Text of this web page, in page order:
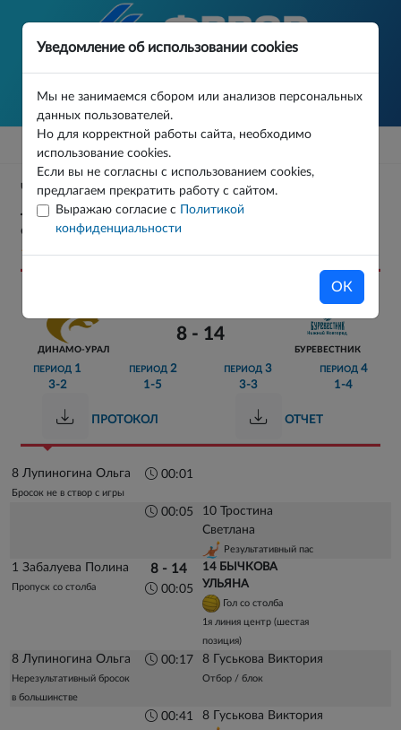
Уведомление об использовании cookies
Мы не занимаемся сбором или анализов персональных
данных пользователей.
Но для корректной работы сайта, необходимо
использование cookies.
Если вы не согласны с использованием cookies,
предлагаем прекратить работу с сайтом.
Выражаю согласие с
Политикой
конфиденциальности
ОК
ЧЕМПИОНАТ ЕВРАЗИЙСКОЙ ВАТЕРПОЛЬНОЙ
ЛИГИ СРЕДИ ЖЕНСКИХ КОМАНД 2025/26
ФИНАЛ 1/2 ФИНАЛА МАТЧ 14
16.05.2026
ДИНАМО-УРАЛ
8 - 14
БУРЕВЕСТНИК
ПЕРИОД 1
3-2
ПЕРИОД2
1-5
ПЕРИОД 3
3-3
ПЕРИОД4
1-4
ПРОТОКОЛ ОТЧЕТ
8 Лупиногина Ольга
Бросок не в створ с игры
00:01
00:05
10 Тростина
Светлана
Результативный пас
1 Забалуева Полина
Пропуск со столба
8 - 14
00:05
14 БЫЧКОВА
УЛЬЯНА
Гол со столба
1я линия центр (шестая
позиция)
8 Лупиногина Ольга
Нерезультативный бросок
в большинстве
00:17 8 Гуськова Виктория
Отбор / блок
00:41 8 Гуськова Виктория